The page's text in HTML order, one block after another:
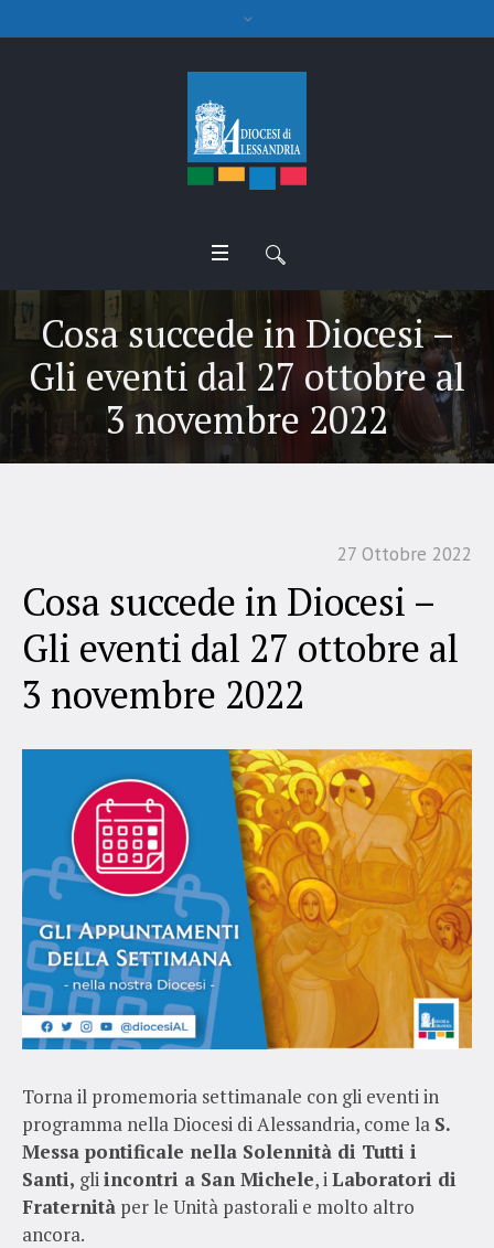
Cosa succede in Diocesi –
Gli eventi dal 27 ottobre al
3 novembre 2022
27 Ottobre 2022
Cosa succede in Diocesi –
Gli eventi dal 27 ottobre al
3 novembre 2022
Torna il promemoria settimanale con gli eventi in
programma nella Diocesi di Alessandria, come la S.
Messa pontificale nella Solennità di Tutti i
Santi, gliincontri a San Michele, iLaboratori di
Fraternità per le Unità pastorali e molto altro
ancora.